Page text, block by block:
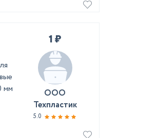
мм
1 ₽
ООО
Техпластик
5.0